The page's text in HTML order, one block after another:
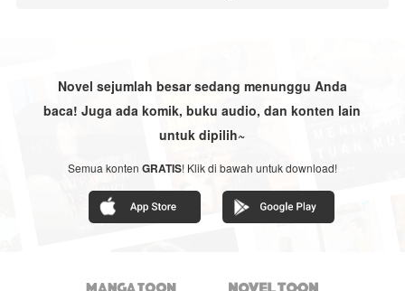
Novel sejumlah besar sedang menunggu Anda
baca! Juga ada komik, buku audio, dan konten lain
untuk dipilih~
Semua konten GRATIS! Klik di bawah untuk download!